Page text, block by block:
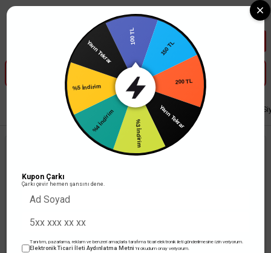
Tüm Banka Kartlarına Vade Farksız 3-5 Taksit Fırsatı Mailorder ile
Aydınlatma Avize Nord Light Tekli Kule Tel Avize E27 Duylu
100 TL 150 TL
200 TL
Yarın Tekrar
%3 İndirim
%4 İndirim
%5 İndirim
Yarın Tekrar
Kupon Çarkı
Çarkı çevir hemen şansını dene.
Tanıtım, pazarlama, reklam ve benzeri amaçlarla tarafıma ticari elektronik ileti gönderilmesine izin veriyorum.
Elektronik Ticari İleti Aydınlatma Metni 'ni okudum onay veriyorum.